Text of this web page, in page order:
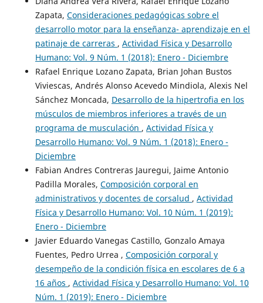
Zapata, Consideraciones pedagógicas sobre el
desarrollo motor para la enseñanza- aprendizaje en el
patinaje de carreras , Actividad Física y Desarrollo
Humano: Vol. 9 Núm. 1 (2018): Enero - Diciembre
Rafael Enrique Lozano Zapata, Brian Johan Bustos
Viviescas, Andrés Alonso Acevedo Mindiola, Alexis Nel
Sánchez Moncada, Desarrollo de la hipertrofia en los
músculos de miembros inferiores a través de un
programa de musculación , Actividad Física y
Desarrollo Humano: Vol. 9 Núm. 1 (2018): Enero -
Diciembre
Fabian Andres Contreras Jauregui, Jaime Antonio
Padilla Morales, Composición corporal en
administrativos y docentes de corsalud , Actividad
Física y Desarrollo Humano: Vol. 10 Núm. 1 (2019):
Enero - Diciembre
Javier Eduardo Vanegas Castillo, Gonzalo Amaya
Fuentes, Pedro Urrea , Composición corporal y
desempeño de la condición física en escolares de 6 a
16 años , Actividad Física y Desarrollo Humano: Vol. 10
Núm. 1 (2019): Enero - Diciembre